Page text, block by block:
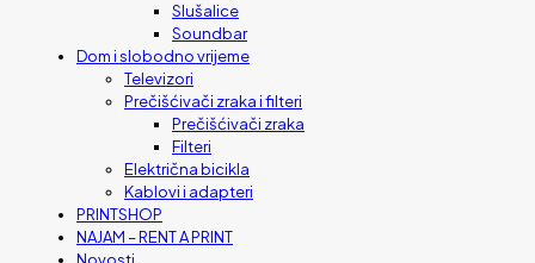
Slušalice
Soundbar
Dom i slobodno vrijeme
Televizori
Prečišćivači zraka i filteri
Prečišćivači zraka
Filteri
Električna bicikla
Kablovi i adapteri
PRINTSHOP
NAJAM – RENT A PRINT